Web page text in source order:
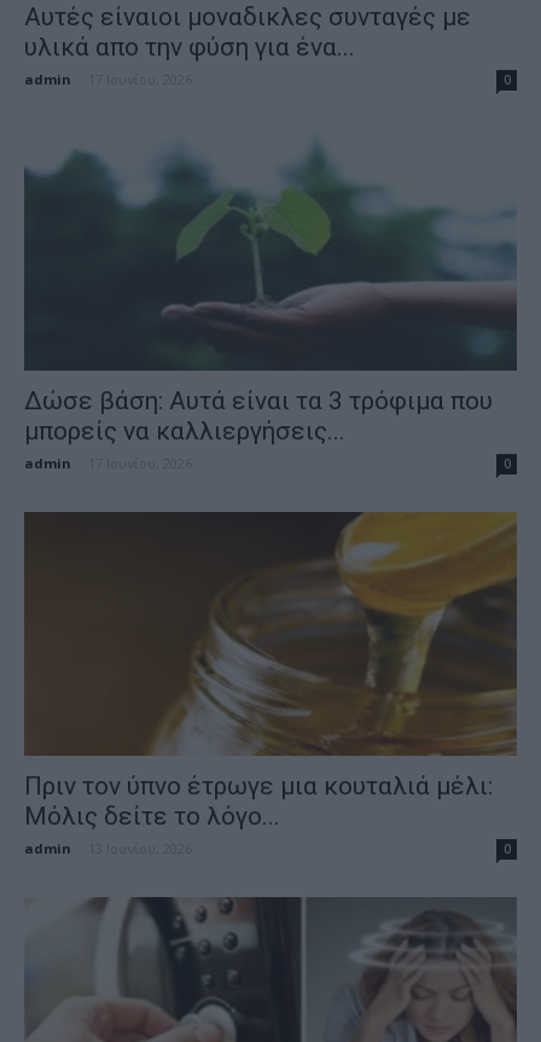
Αυτές είναιοι μοναδικλες συνταγές με
υλικά απο την φύση για ένα...
admin 0
Δώσε βάση: Αυτά είναι τα 3 τρόφιμα που
μπορείς να καλλιεργήσεις...
admin 0
Πριν τον ύπνο έτρωγε μια κουταλιά μέλι:
Μόλις δείτε το λόγο...
admin 0